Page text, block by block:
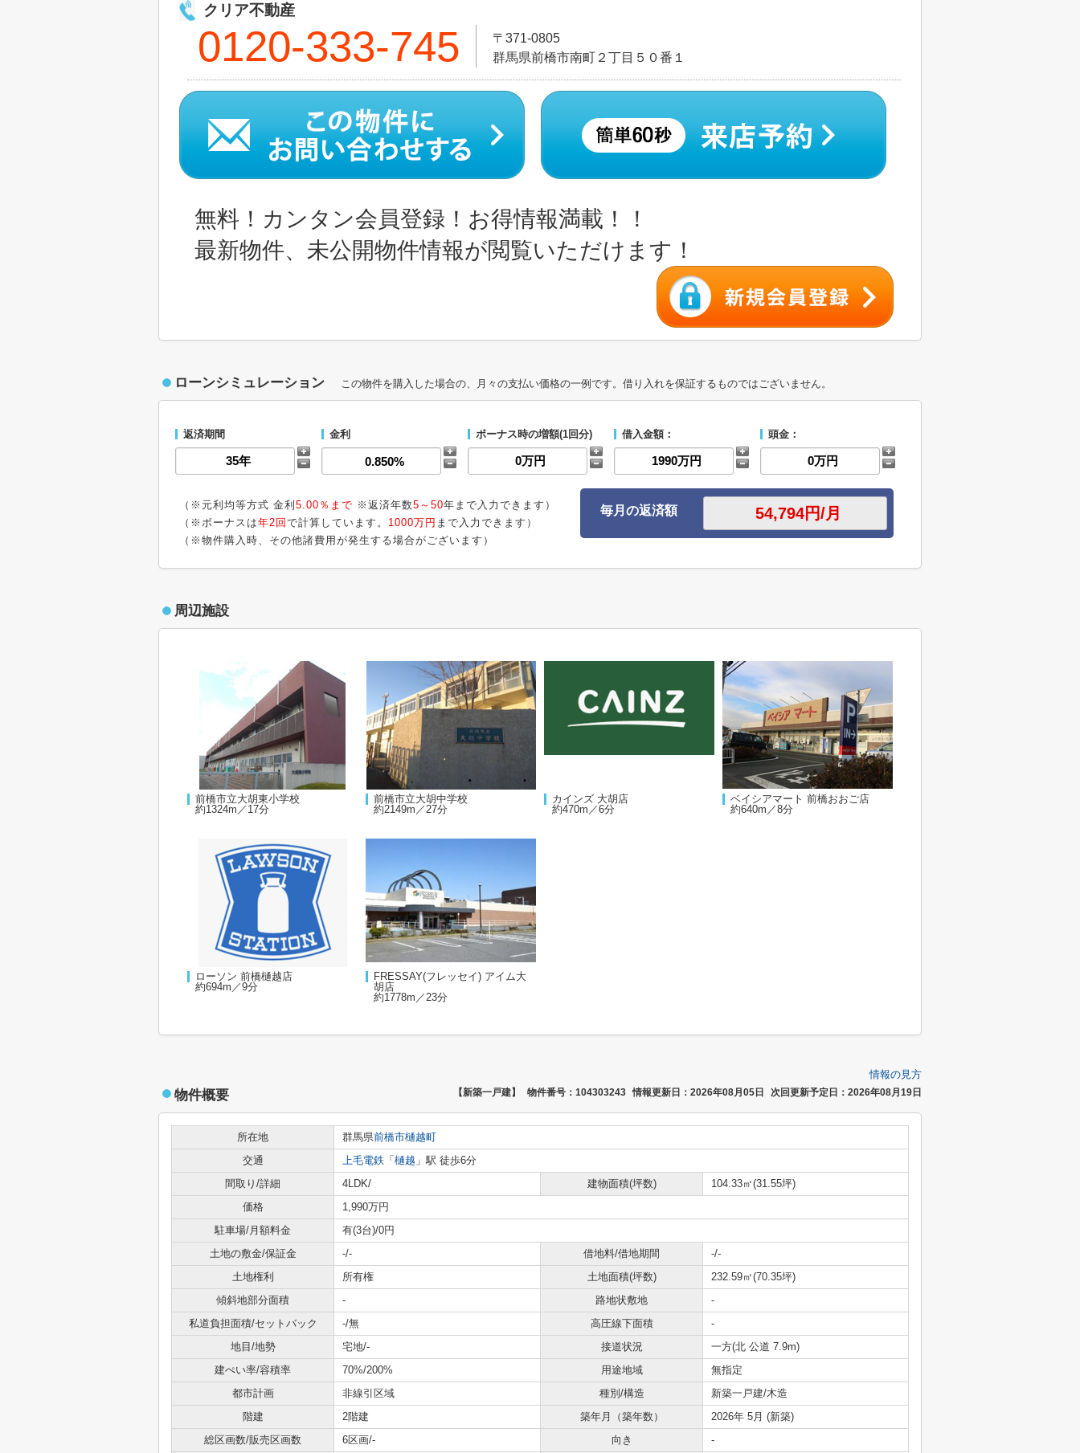
クリア不動産
0120-333-745
〒371-0805
群馬県前橋市南町２丁目５０番１
無料！カンタン会員登録！お得情報満載！！
最新物件、未公開物件情報が閲覧いただけます！
ローンシミュレーション この物件を購入した場合の、月々の支払い価格の一例です。借り入れを保証するものではございません。
返済期間 金利 ボーナス時の増額(1回分) 借入金額： 頭金：
（※元利均等方式 金利 5.00％まで ※返済年数5～50年まで入力できます）
（※ボーナスは年2回 で計算しています。 1000万円 まで入力できます）
（※物件購入時、その他諸費用が発生する場合がございます）
毎月の返済額
周辺施設
前橋市立大胡東小学校
約1324m／17分
前橋市立大胡中学校
約2149m／27分
カインズ 大胡店
約470m／6分
ベイシアマート 前橋おおご店
約640m／8分
ローソン 前橋樋越店
約694m／9分
FRESSAY(フレッセイ) アイム大
胡店
約1778m／23分
情報の見方
物件概要 【新築一戸建】 物件番号：104303243 情報更新日：2026年08月05日 次回更新予定日：2026年08月19日
所在地 群馬県前橋市樋越町
交通
上毛電鉄 「 樋越 」駅 徒歩6分
間取り/詳細
4LDK/ 建物面積(坪数)
104.33㎡(31.55坪)
価格
1,990万円
駐車場/月額料金
有(3台)/0円
土地の敷金/保証金
-/- 借地料/借地期間
-/-
土地権利
所有権 土地面積(坪数)
232.59㎡(70.35坪)
傾斜地部分面積
- 路地状敷地
-
私道負担面積/セットバック
-/無 高圧線下面積
-
地目/地勢
宅地/- 接道状況
一方(北 公道 7.9m)
建ぺい率/容積率
70%/200% 用途地域
無指定
都市計画
非線引区域 種別/構造
新築一戸建/木造
階建
2階建 築年月（築年数）
2026年 5月 (新築)
総区画数/販売区画数
6区画/- 向き -